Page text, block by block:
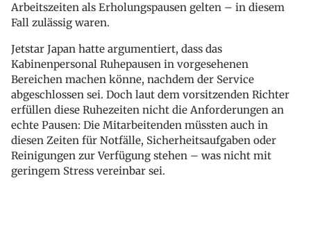
Arbeitszeiten als Erholungspausen gelten – in diesem
Fall zulässig waren.
Jetstar Japan hatte argumentiert, dass das
Kabinenpersonal Ruhepausen in vorgesehenen
Bereichen machen könne, nachdem der Service
abgeschlossen sei. Doch laut dem vorsitzenden Richter
erfüllen diese Ruhezeiten nicht die Anforderungen an
echte Pausen: Die Mitarbeitenden müssten auch in
diesen Zeiten für Notfälle, Sicherheitsaufgaben oder
Reinigungen zur Verfügung stehen – was nicht mit
geringem Stress vereinbar sei.